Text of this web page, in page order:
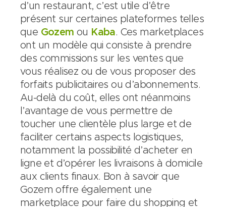
d’un restaurant, c’est utile d’être
présent sur certaines plateformes telles
que Gozem ou Kaba. Ces marketplaces
ont un modèle qui consiste à prendre
des commissions sur les ventes que
vous réalisez ou de vous proposer des
forfaits publicitaires ou d’abonnements.
Au-delà du coût, elles ont néanmoins
l’avantage de vous permettre de
toucher une clientèle plus large et de
faciliter certains aspects logistiques,
notamment la possibilité d’acheter en
ligne et d’opérer les livraisons à domicile
aux clients finaux. Bon à savoir que
Gozem offre également une
marketplace pour faire du shopping et